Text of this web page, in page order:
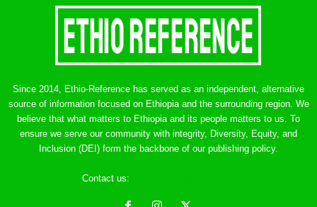
Since 2014, Ethio-Reference has served as an independent, alternative
source of information focused on Ethiopia and the surrounding region. We
believe that what matters to Ethiopia and its people matters to us. To
ensure we serve our community with integrity, Diversity, Equity, and
Inclusion (DEI) form the backbone of our publishing policy.
Contact us: